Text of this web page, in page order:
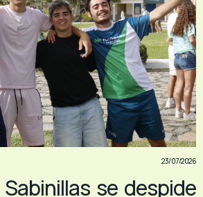
23/07/2026
se despide